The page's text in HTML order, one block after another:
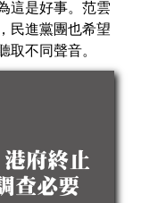
這是好事。范雲
民進黨團也希望
取不同聲音。
府終止
查必要